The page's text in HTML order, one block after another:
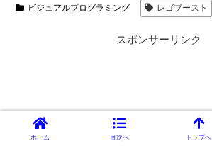
ビジュアルプログラミング レゴブースト
スポンサーリンク
ホーム 目次へ トップへ